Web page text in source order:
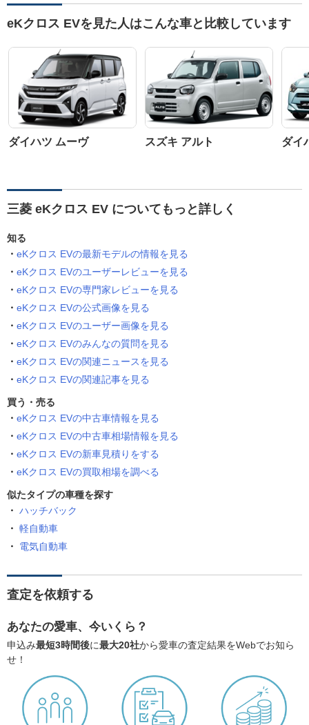
eKクロス EVを見た人はこんな車と比較しています
ダイハツ ムーヴ スズキ アルト ダイ
三菱 eKクロス EV についてもっと詳しく
知る
eKクロス EVの最新モデルの情報を見る
eKクロス EVのユーザーレビューを見る
eKクロス EVの専門家レビューを見る
eKクロス EVの公式画像を見る
eKクロス EVのユーザー画像を見る
eKクロス EVのみんなの質問を見る
eKクロス EVの関連ニュースを見る
eKクロス EVの関連記事を見る
買う・売る
eKクロス EVの中古車情報を見る
eKクロス EVの中古車相場情報を見る
eKクロス EVの新車見積りをする
eKクロス EVの買取相場を調べる
似たタイプの車種を探す
ハッチバック
軽自動車
電気自動車
査定を依頼する
あなたの愛車、今いくら？
申込み最短3時間後に最大20社から愛車の査定結果をWebでお知ら
せ！